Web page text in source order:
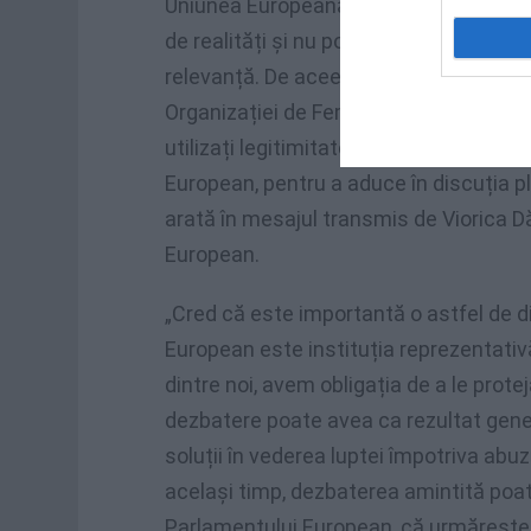
de realități și nu pot trata aceste
relevanță. De aceea, în calitate de
Organizației de Femei a Partidului
utilizați legitimitatea pe care o
European, pentru a aduce în discuția
arată în mesajul transmis de Viorica
European.
„Cred că este importantă o astfel de
European este instituția
dintre noi, avem obligația de a le
dezbatere poate avea ca rezultat
soluții în vederea luptei împotriva
același timp, dezbaterea amintită